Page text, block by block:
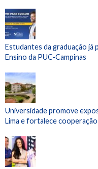
Estudantes da graduação já
Ensino da PUC-Campinas
Universidade promove
Lima e fortalece